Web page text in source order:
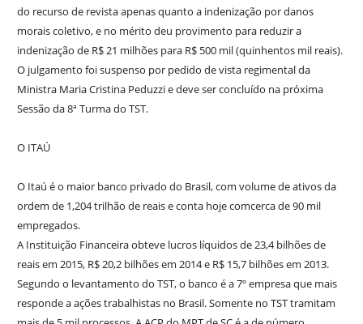
do recurso de revista apenas quanto a indenização por danos
morais coletivo, e no mérito deu provimento para reduzir a
indenização de R$ 21 milhões para R$ 500 mil (quinhentos mil reais).
O julgamento foi suspenso por pedido de vista regimental da
Ministra Maria Cristina Peduzzi e deve ser concluído na próxima
Sessão da 8ª Turma do TST.
O ITAÚ
O Itaú é o maior banco privado do Brasil, com volume de ativos da
ordem de 1,204 trilhão de reais e conta hoje comcerca de 90 mil
empregados.
A Instituição Financeira obteve lucros líquidos de 23,4 bilhões de
reais em 2015, R$ 20,2 bilhões em 2014 e R$ 15,7 bilhões em 2013.
Segundo o levantamento do TST, o banco é a 7º empresa que mais
responde a ações trabalhistas no Brasil. Somente no TST tramitam